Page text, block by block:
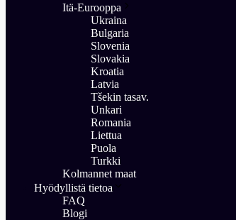
Itä-Eurooppa
Ukraina
Bulgaria
Slovenia
Slovakia
Kroatia
Latvia
Tšekin tasav.
Unkari
Romania
Liettua
Puola
Turkki
Kolmannet maat
Hyödyllistä tietoa
FAQ
Blogi